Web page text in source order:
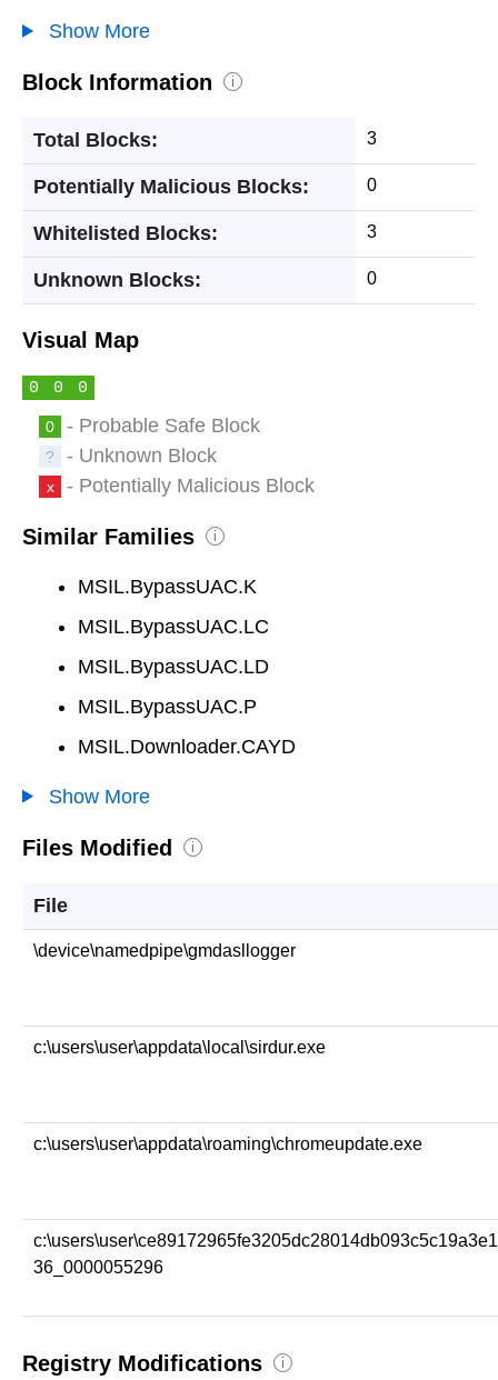
Show More
Block Information i
Total Blocks: 3
Potentially Malicious Blocks: 0
Whitelisted Blocks: 3
Unknown Blocks: 0
Visual Map
0 0 0
0 - Probable Safe Block
? - Unknown Block
x - Potentially Malicious Block
Similar Families i
MSIL.BypassUAC.K
MSIL.BypassUAC.LC
MSIL.BypassUAC.LD
MSIL.BypassUAC.P
MSIL.Downloader.CAYD
Show More
Files Modified i
File
\device\namedpipe\gmdasllogger
c:\users\user\appdata\local\sirdur.exe
c:\users\user\appdata\roaming\chromeupdate.exe
36_0000055296
Registry Modifications i